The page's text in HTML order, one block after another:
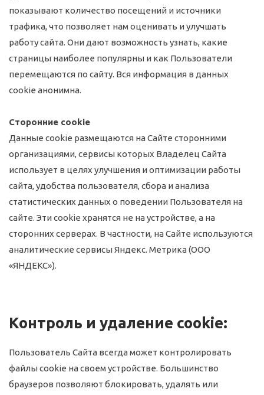
показывают количество посещений и источники
трафика, что позволяет нам оценивать и улучшать
работу сайта. Они дают возможность узнать, какие
страницы наиболее популярны и как Пользователи
перемещаются по сайту. Вся информация в данных
cookie анонимна.
Сторонние cookie
Данные cookie размещаются на Сайте сторонними
организациями, сервисы которых Владелец Сайта
использует в целях улучшения и оптимизации работы
сайта, удобства пользователя, сбора и анализа
статистических данных о поведении Пользователя на
сайте. Эти cookie хранятся не на устройстве, а на
сторонних серверах. В частности, на Сайте используются
аналитические сервисы Яндекс. Метрика (ООО
«ЯНДЕКС»).
Контроль и удаление cookie:
Пользователь Сайта всегда может контролировать
файлы cookie на своем устройстве. Большинство
браузеров позволяют блокировать, удалять или